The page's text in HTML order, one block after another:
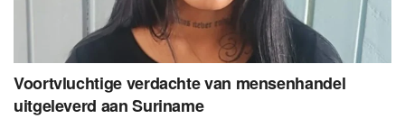
Voortvluchtige verdachte van mensenhandel
uitgeleverd aan Suriname